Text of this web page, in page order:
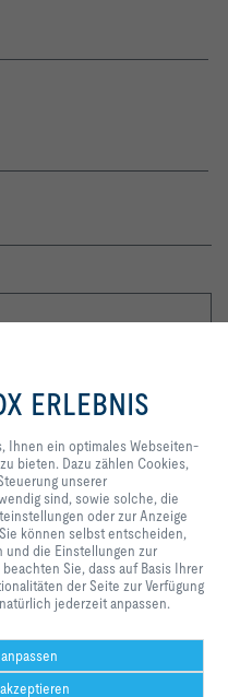
erhalten. Die Hinweise zum
können Sie sich
abmelden. Am Ende eines
Abmeldelink.
ein optimales
und einfache
die für den
und für die
und
notwendig sind,
die lediglich zu
für
oder zur
Inhalte
Sie können selbst
und die
Datennutzung
Bitte
auf Basis Ihrer
ERLEBNIS
Ihnen ein optimales Webseiten-
bieten. Dazu zählen Cookies,
unserer
sind, sowie solche, die
oder zur Anzeige
können selbst entscheiden,
und die Einstellungen zur
Sie, dass auf Basis Ihrer
der Seite zur Verfügung
jederzeit anpassen.